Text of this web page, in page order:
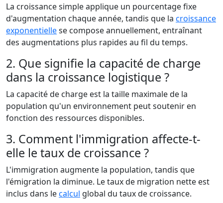
La croissance simple applique un pourcentage fixe
d'augmentation chaque année, tandis que la croissance
exponentiellese compose annuellement, entraînant
des augmentations plus rapides au fil du temps.
2. Que signifie la capacité de charge
dans la croissance logistique ?
La capacité de charge est la taille maximale de la
population qu'un environnement peut soutenir en
fonction des ressources disponibles.
3. Comment l'immigration affecte-t-
elle le taux de croissance ?
L'immigration augmente la population, tandis que
l'émigration la diminue. Le taux de migration nette est
inclus dans lecalcul global du taux de croissance.